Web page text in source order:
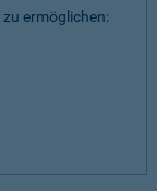
zu ermöglichen: